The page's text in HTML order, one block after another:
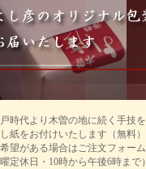
時代より木曽の地に続く手技
紙をお付けいたします（無料）
望がある場合はご注文フォー
曜定休日・10時から午後6時ま